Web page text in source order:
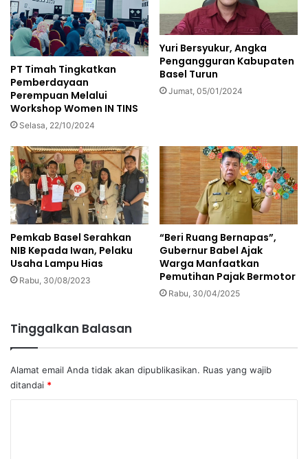
PT Timah Tingkatkan
Pemberdayaan
Perempuan Melalui
Workshop Women IN TINS
Selasa, 22/10/2024
Yuri Bersyukur, Angka
Pengangguran Kabupaten
Basel Turun
Jumat, 05/01/2024
Pemkab Basel Serahkan
NIB Kepada Iwan, Pelaku
Usaha Lampu Hias
Rabu, 30/08/2023
“Beri Ruang Bernapas”,
Gubernur Babel Ajak
Warga Manfaatkan
Pemutihan Pajak Bermotor
Rabu, 30/04/2025
Tinggalkan Balasan
Alamat email Anda tidak akan dipublikasikan. Ruas yang wajib
ditandai *